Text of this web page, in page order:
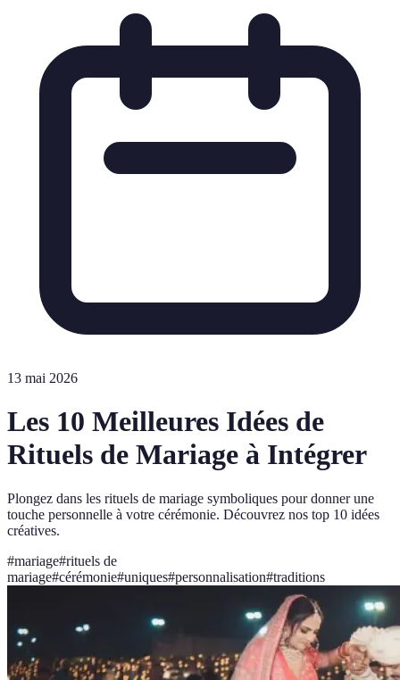
13 mai 2026
Les 10 Meilleures Idées de
Rituels de Mariage à Intégrer
Plongez dans les rituels de mariage symboliques pour donner une
touche personnelle à votre cérémonie. Découvrez nos top 10 idées
créatives.
#mariage#rituels de
mariage#cérémonie#uniques#personnalisation#traditions